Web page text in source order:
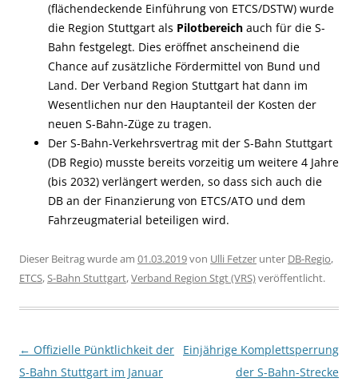
(flächendeckende Einführung von ETCS/DSTW) wurde
die Region Stuttgart als Pilotbereich auch für die S-
Bahn festgelegt. Dies eröffnet anscheinend die
Chance auf zusätzliche Fördermittel von Bund und
Land. Der Verband Region Stuttgart hat dann im
Wesentlichen nur den Hauptanteil der Kosten der
neuen S-Bahn-Züge zu tragen.
Der S-Bahn-Verkehrsvertrag mit der S-Bahn Stuttgart
(DB Regio) musste bereits vorzeitig um weitere 4 Jahre
(bis 2032) verlängert werden, so dass sich auch die
DB an der Finanzierung von ETCS/ATO und dem
Fahrzeugmaterial beteiligen wird.
Dieser Beitrag wurde am 01.03.2019von Ulli Fetzer unter DB-Regio,
ETCS,S-Bahn Stuttgart,Verband Region Stgt (VRS)veröffentlicht.
Beitragsnavigation
← Offizielle Pünktlichkeit der
S-Bahn Stuttgart im Januar
Einjährige Komplettsperrung
der S-Bahn-Strecke